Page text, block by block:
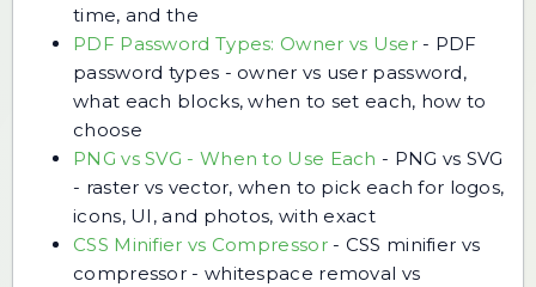
time, and the
PDF Password Types: Owner vs User- PDF
password types - owner vs user password,
what each blocks, when to set each, how to
choose
PNG vs SVG - When to Use Each - PNG vs SVG
- raster vs vector, when to pick each for logos,
icons, UI, and photos, with exact
CSS Minifier vs Compressor- CSS minifier vs
compressor - whitespace removal vs